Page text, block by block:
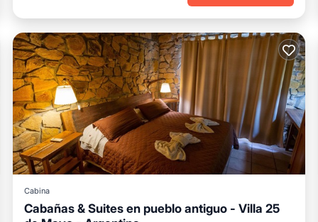
Cabina
Cabañas & Suites en pueblo antiguo - Villa 25